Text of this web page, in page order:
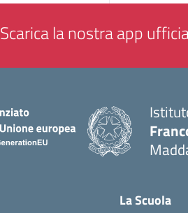
Scarica la nostra app
La Scuola